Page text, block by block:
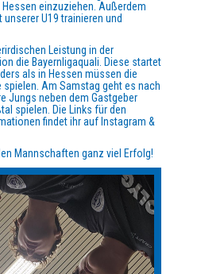
einzuziehen. Außerdem
U19 trainieren und
Leistung in der
die Bayernligaquali. Diese startet
als in Hessen müssen die
Am Samstag geht es nach
Jungs neben dem Gastgeber
spielen. Die Links für den
findet ihr auf Instagram &
Mannschaften ganz viel Erfolg!